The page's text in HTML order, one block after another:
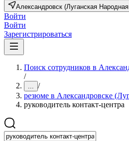
Александровск (Луганская
Войти
Войти
Зарегистрироваться
Поиск сотрудников в
/
... /
резюме в Александровске
руководитель контакт-центра